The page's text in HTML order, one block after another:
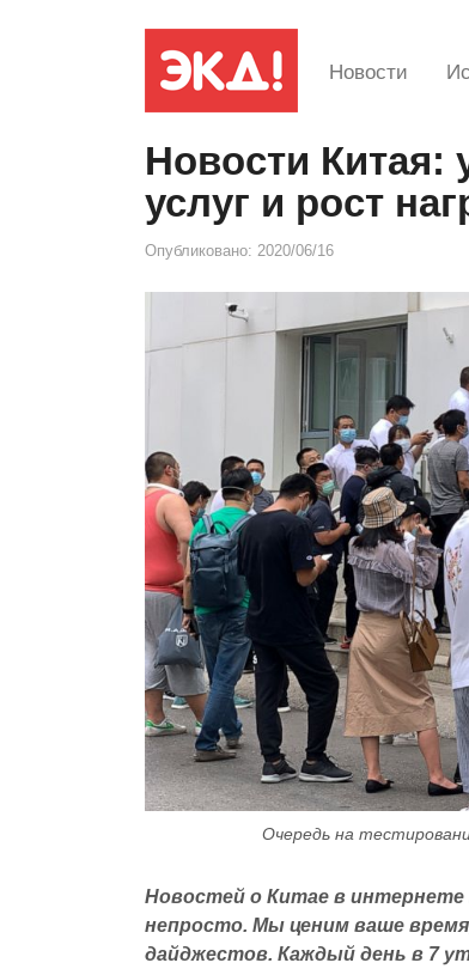
Новости
Новости Китая:
услуг и рост
Опубликовано: 2020/06/16
Очередь на
Новостей о Китае в
непросто. Мы ценим ваше
дайджестов. Каждый день в 7